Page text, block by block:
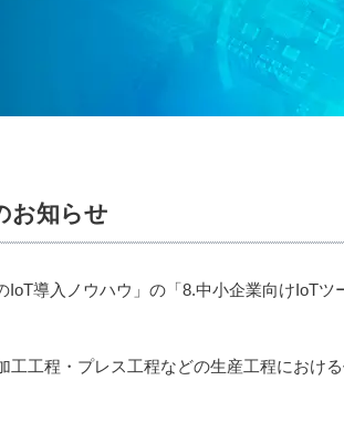
お知らせ
導入ノウハウ」の「8.中小企業向けIoT
工程・プレス工程などの生産工程におけ